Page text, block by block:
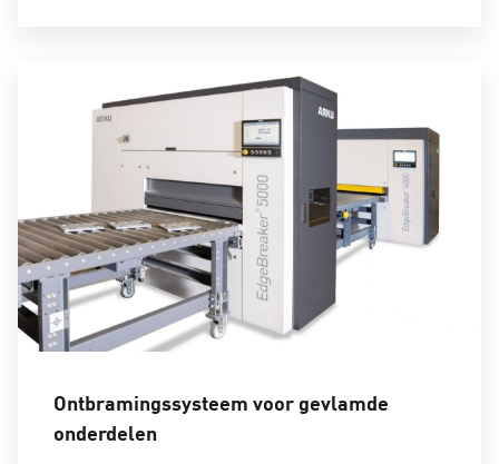
Ontbramingssysteem voor gevlamde
onderdelen